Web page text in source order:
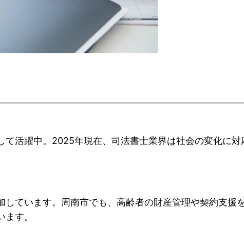
活躍中。2025年現在、司法書士業界は社会の変化に対
ています。周南市でも、高齢者の財産管理や契約支援
す。